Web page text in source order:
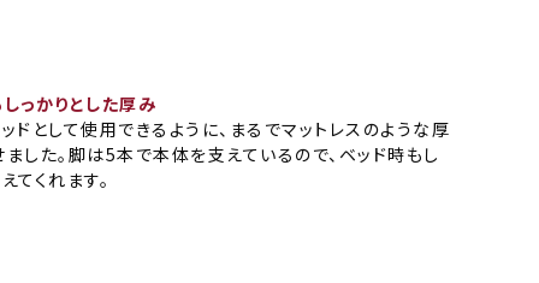
っかりとした厚み
ドとして使用できるように、まるでマットレスのような厚
した。脚は5本で本体を支えているので、ベッド時もし
てくれます。